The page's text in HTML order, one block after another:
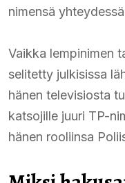
nimensä
Vaikka lempinimen
selitetty julkisissa
hänen televisiosta
katsojille juuri TP-
hänen rooliinsa